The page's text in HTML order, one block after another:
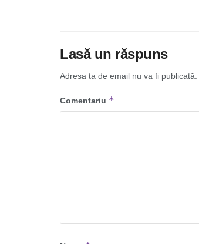
Lasă un răspuns
Adresa ta de email nu va fi publicată.
Comentariu *